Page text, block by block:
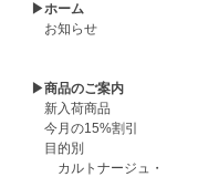
▶ホーム
お知らせ
▶商品のご案内
新入荷商品
今月の15%割引
目的別
カルトナージュ・